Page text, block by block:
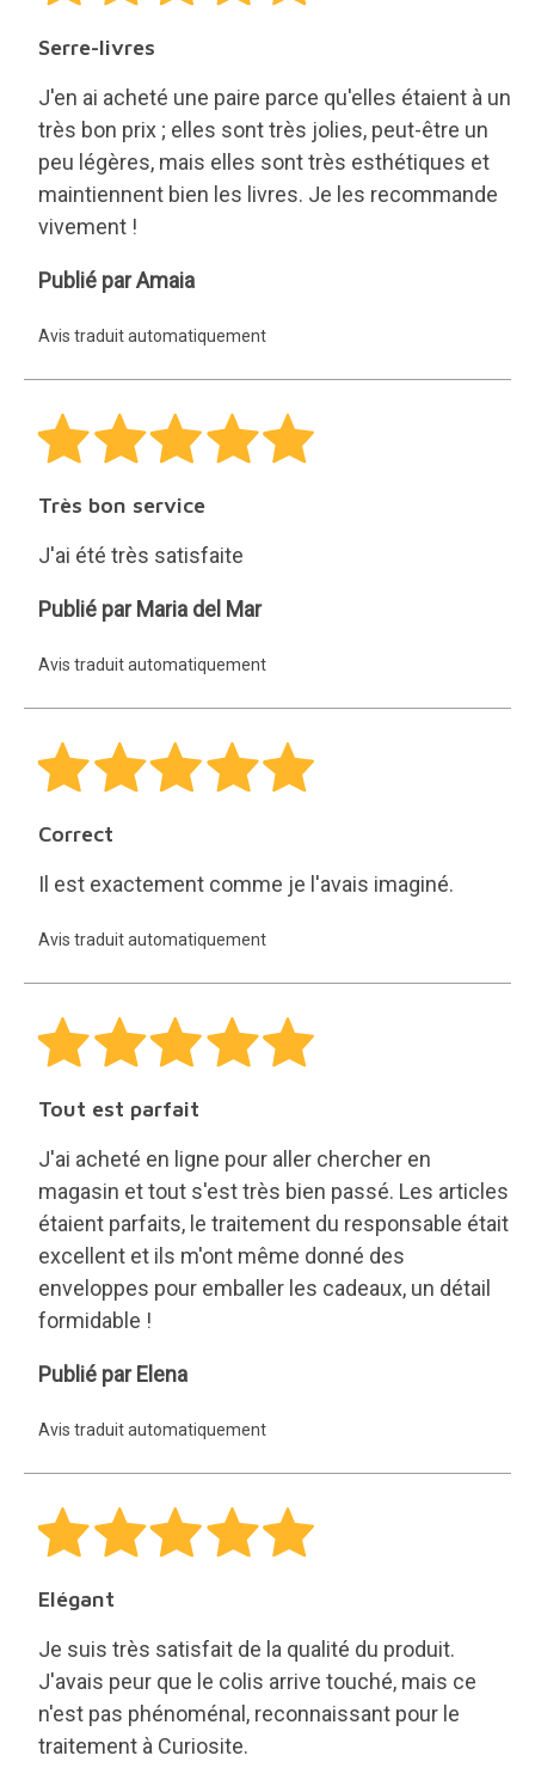
Serre-livres
J'en ai acheté une paire parce qu'elles étaient à un
très bon prix ; elles sont très jolies, peut-être un
peu légères, mais elles sont très esthétiques et
maintiennent bien les livres. Je les recommande
vivement !
Amaia
Publié par Amaia
Avis traduit automatiquement
Très bon service
J'ai été très satisfaite
Maria
Mar
Publié par Maria del Mar
Avis traduit automatiquement
Correct
Il est exactement comme je l'avais imaginé.
Avis traduit automatiquement
Tout est parfait
J'ai acheté en ligne pour aller chercher en
magasin et tout s'est très bien passé. Les articles
étaient parfaits, le traitement du responsable était
excellent et ils m'ont même donné des
enveloppes pour emballer les cadeaux, un détail
formidable !
Elena
Publié par Elena
Avis traduit automatiquement
Elégant
Je suis très satisfait de la qualité du produit.
J'avais peur que le colis arrive touché, mais ce
n'est pas phénoménal, reconnaissant pour le
traitement à Curiosite.